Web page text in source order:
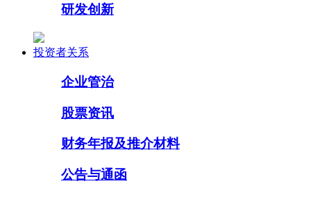
研发创新
投资者关系
企业管治
股票资讯
财务年报及推介材料
公告与通函